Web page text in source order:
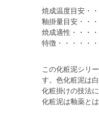
焼成温度目安・
釉掛量目安・・
焼成適性・・・
特徴・・・・・
この化粧泥シリ
す。色化粧泥は
化粧掛けの技法
化粧泥は釉薬と